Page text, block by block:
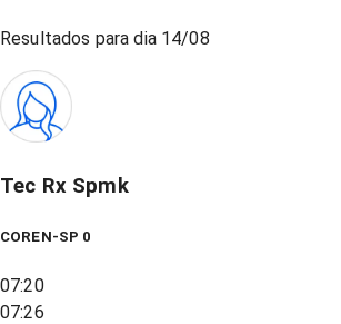
Resultados para dia 14/08
Tec Rx Spmk
COREN-SP 0
07:20
07:26